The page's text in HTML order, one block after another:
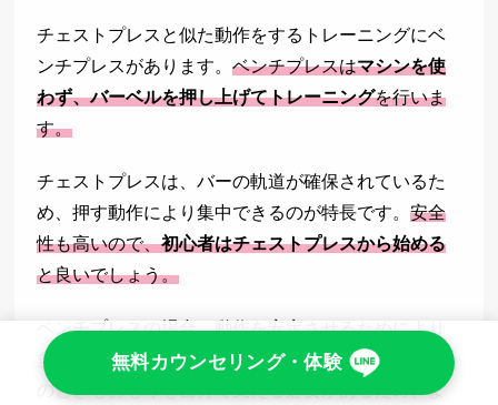
チェストプレスと似た動作をするトレーニングにベ
ンチプレスがあります。ベンチプレスはマシンを使
わず、バーベルを押し上げてトレーニングを行いま
す。
チェストプレスは、バーの軌道が確保されているた
め、押す動作により集中できるのが特長です。安全
性も高いので、初心者はチェストプレスから始める
と良いでしょう。
ベンチプレスの場合、動作を安定させるためにより
多くの筋肉が使われます。また、バーを下ろす動作
のときもおもりを自分で支える必要があるため、よ
無料カウンセリング・体験